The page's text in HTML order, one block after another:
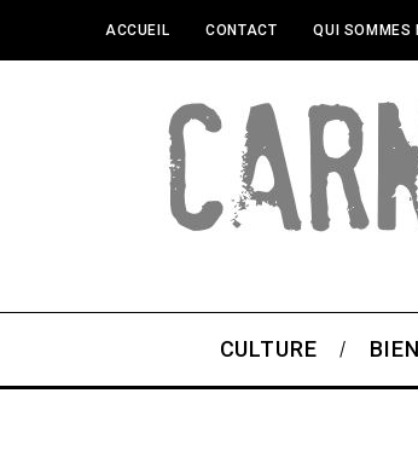
ACCUEIL CONTACT QUI SOMMES
CULTURE